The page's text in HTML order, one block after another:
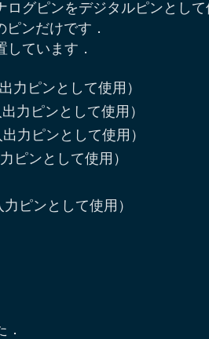
ログピンをデジタルピンとし
ンだけです．
ています．
力ピンとして使用）
力ピンとして使用）
力ピンとして使用）
ピンとして使用）
ピンとして使用）